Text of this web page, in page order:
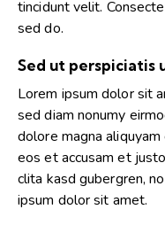
tincidunt velit.
sed do.
Sed ut perspiciatis
Lorem ipsum dolor sit
sed diam nonumy
dolore magna
eos et accusam et
clita kasd gubergren,
ipsum dolor sit amet.